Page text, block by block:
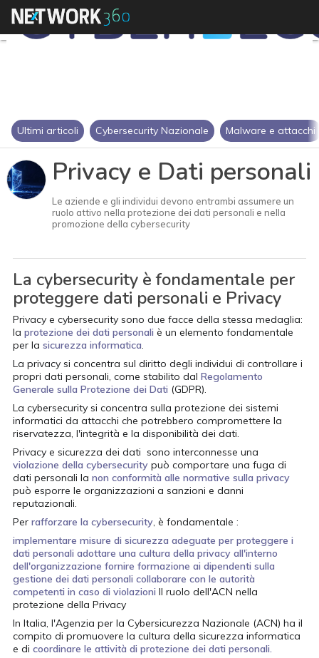
Ultimi articoli Cybersecurity Nazionale Malware e attacchi
Privacy e Dati personali
Le aziende e gli individui devono entrambi assumere un
ruolo attivo nella protezione dei dati personali e nella
promozione della cybersecurity
La cybersecurity è fondamentale per
proteggere dati personali e Privacy
Privacy e cybersecurity sono due facce della stessa medaglia:
laprotezione dei dati personali è un elemento fondamentale
per lasicurezza informatica.
La privacy si concentra sul diritto degli individui di controllare i
propri dati personali, come stabilito dalRegolamento
Generale sulla Protezione dei Dati (GDPR).
La cybersecurity si concentra sulla protezione dei sistemi
informatici da attacchi che potrebbero compromettere la
riservatezza, l'integrità e la disponibilità dei dati.
Privacy e sicurezza dei dati sono interconnesse una
violazione della cybersecurity può comportare una fuga di
dati personali lanon conformità alle normative sulla privacy
può esporre le organizzazioni a sanzioni e danni
reputazionali.
Perrafforzare la cybersecurity, è fondamentale :
implementare misure di sicurezza adeguate per proteggere i
dati personali adottare una cultura della privacy all'interno
dell'organizzazionefornire formazione ai dipendenti sulla
gestione dei dati personalicollaborare con le autorità
competenti in caso di violazioni Il ruolo dell'ACN nella
protezione della Privacy
In Italia, l'Agenzia per la Cybersicurezza Nazionale (ACN) ha il
compito di promuovere la cultura della sicurezza informatica
e dicoordinare le attività di protezione dei dati personali.